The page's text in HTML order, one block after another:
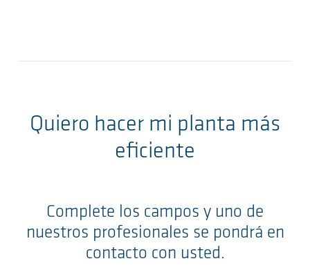
Quiero hacer mi planta más
eficiente
Complete los campos y uno de
nuestros profesionales se pondrá en
contacto con usted.